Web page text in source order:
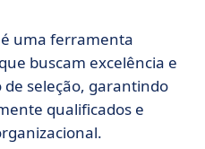
uma ferramenta
buscam excelência e
de seleção, garantindo
qualificados e